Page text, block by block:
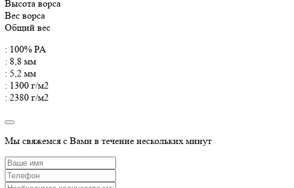
Высота ворса
Вес ворса
Общий вес
: 100% PA
: 8,8 мм
: 5,2 мм
: 1300 г/м2
: 2380 г/м2
Мы свяжемся с Вами в течение нескольких минут